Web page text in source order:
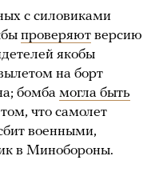
с силовиками
проверяют версию
якобы
на борт
бомба могла быть
что самолет
военными,
в Минобороны.